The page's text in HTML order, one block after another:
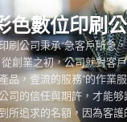
色數位印刷
刷公司秉承“急客戶所急
創業之初，公司就對客
品，壹流的服務”的作業
司的信任與期許，才能
所追求的名額，因為客